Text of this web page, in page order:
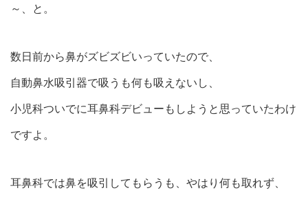
～、と。
数日前から鼻がズビズビいっていたので、
自動鼻水吸引器で吸うも何も吸えないし、
小児科ついでに耳鼻科デビューもしようと思っていたわけ
ですよ。
耳鼻科では鼻を吸引してもらうも、やはり何も取れず、